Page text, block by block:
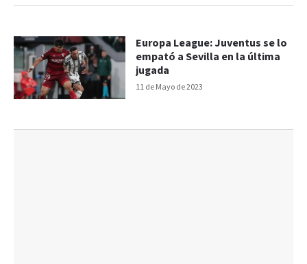
11 de Mayo de 2023
Europa League: Juventus se lo
empató a Sevilla en la última
jugada